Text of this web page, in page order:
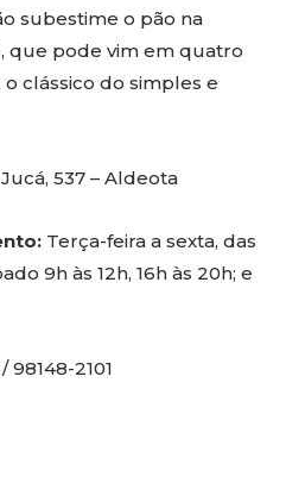
subestime o pão na
que pode vim em quatro
clássico do simples e
537 – Aldeota
Terça-feira a sexta, das
9h às 12h, 16h às 20h; e
98148-2101